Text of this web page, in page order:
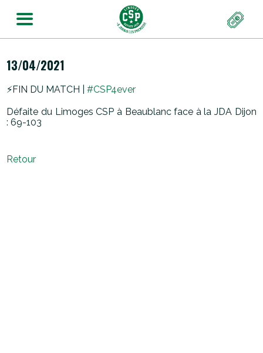
13/04/2021
⚡️FIN DU MATCH |#CSP4ever
Défaite du Limoges CSP à Beaublanc face à la JDA Dijon
: 69-103
Retour